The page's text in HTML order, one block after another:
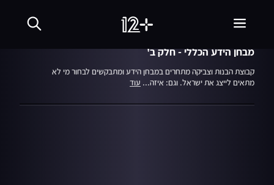
השגריר
מבחן הידע הכללי - חלק ב'
קבוצת הבנות וצביקה מתחרים במבחן הידע ומתבקשים לבחור מי לא
מתאים לייצג את ישראל. וגם: איזה... עוד